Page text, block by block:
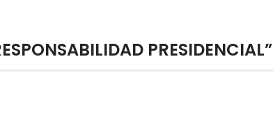
PRESIDENCIAL”